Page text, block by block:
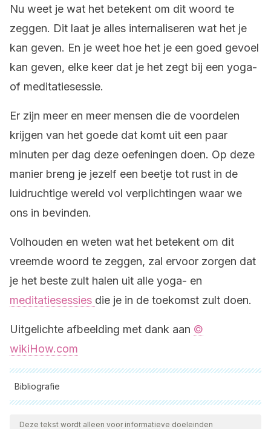
Nu weet je wat het betekent om dit woord te
zeggen. Dit laat je alles internaliseren wat het je
kan geven. En je weet hoe het je een goed gevoel
kan geven, elke keer dat je het zegt bij een yoga-
of meditatiesessie.
Er zijn meer en meer mensen die de voordelen
krijgen van het goede dat komt uit een paar
minuten per dag deze oefeningen doen. Op deze
manier breng je jezelf een beetje tot rust in de
luidruchtige wereld vol verplichtingen waar we
ons in bevinden.
Volhouden en weten wat het betekent om dit
vreemde woord te zeggen, zal ervoor zorgen dat
je het beste zult halen uit alle yoga- en
meditatiesessies die je in de toekomst zult doen.
Uitgelichte afbeelding met dank aan ©
wikiHow.com
Bibliografie
Alle aangehaalde bronnen zijn grondig gecontroleerd door
ons team om hun kwaliteit, betrouwbaarheid, actualiteit en
Deze tekst wordt alleen voor informatieve doeleinden